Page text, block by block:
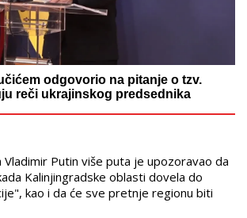
odgovorio na pitanje o tzv.
reči ukrajinskog predsednika
Vladimir Putin više puta je upozoravao da
Kalinjingradske oblasti dovela do
kao i da će sve pretnje regionu biti